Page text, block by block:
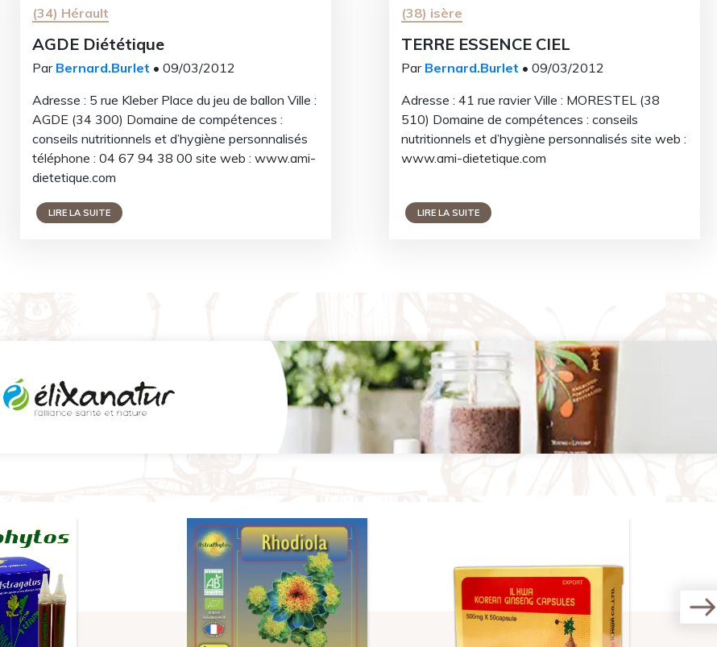
(34) Hérault
AGDE Diététique
Par Bernard.Burlet • 09/03/2012
Adresse : 5 rue Kleber Place du jeu de ballon Ville :
AGDE (34 300) Domaine de compétences :
conseils nutritionnels et d’hygiène personnalisés
téléphone : 04 67 94 38 00 site web : www.ami-
dietetique.com
LIRE LA SUITE
(38) isère
TERRE ESSENCE CIEL
Par Bernard.Burlet • 09/03/2012
Adresse : 41 rue ravier Ville : MORESTEL (38
510) Domaine de compétences : conseils
nutritionnels et d’hygiène personnalisés site web :
www.ami-dietetique.com
LIRE LA SUITE
d'informations ?
Inscrivez-vous pour recevoir des récapitulatifs de